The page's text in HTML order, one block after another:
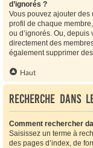
d’ignorés ?
Vous pouvez ajouter
profil de chaque
ou d’ignorés. Ou,
directement des
également supprimer
Haut
Recherche dans
Comment rechercher
Saisissez un terme à
des pages d’index, de